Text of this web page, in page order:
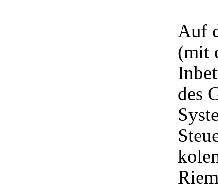
Auf
(mit
des